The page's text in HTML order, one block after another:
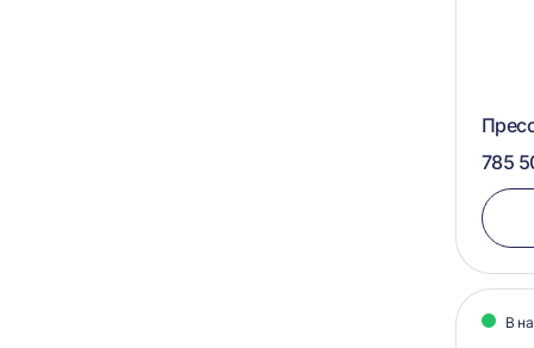
785
В